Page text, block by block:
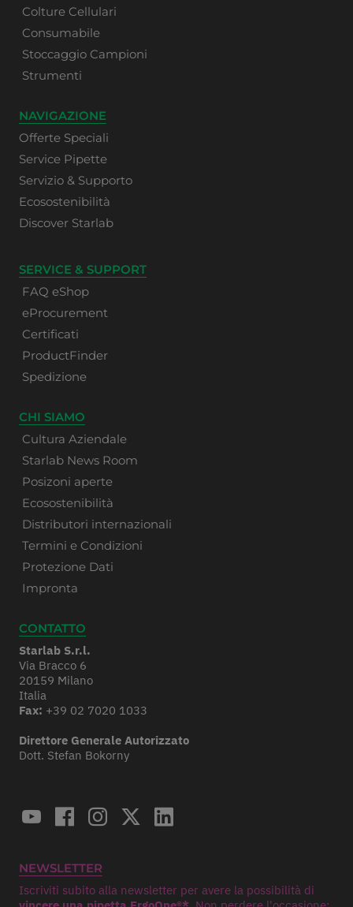
Colture Cellulari
Consumabile
Stoccaggio Campioni
Strumenti
NAVIGAZIONE
Offerte Speciali
Service Pipette
Servizio & Supporto
Ecosostenibilità
Discover Starlab
SERVICE & SUPPORT
FAQ eShop
eProcurement
Certificati
ProductFinder
Spedizione
CHI SIAMO
Cultura Aziendale
Starlab News Room
Posizoni aperte
Ecosostenibilità
Distributori internazionali
Termini e Condizioni
Protezione Dati
Impronta
CONTATTO
Starlab S.r.l.
Via Bracco 6
20159 Milano
Italia
Fax: +39 02 7020 1033
Direttore Generale Autorizzato
Dott. Stefan Bokorny
NEWSLETTER
Iscriviti subito alla newsletter per avere la possibilità di